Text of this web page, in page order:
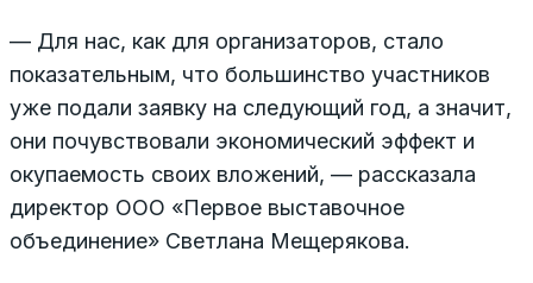
— Для нас, как для организаторов, стало
показательным, что большинство участников
уже подали заявку на следующий год, а значит,
они почувствовали экономический эффект и
окупаемость своих вложений, — рассказала
директор ООО «Первое выставочное
объединение» Светлана Мещерякова.